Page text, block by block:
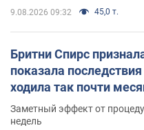
9.08.2026 09:32 45,0 т.
Бритни Спирс
показала
ходила так почти
Заметный эффект от
недель